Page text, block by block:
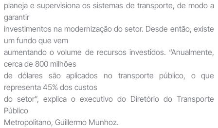
planeja e supervisiona os sistemas de transporte, de modo a
garantir
investimentos na modernização do setor. Desde então, existe
um fundo que vem
aumentando o volume de recursos investidos. “Anualmente,
cerca de 800 milhões
de dólares são aplicados no transporte público, o que
representa 45% dos custos
do setor”, explica o executivo do Diretório do Transporte
Público
Metropolitano, Guillermo Munhoz.